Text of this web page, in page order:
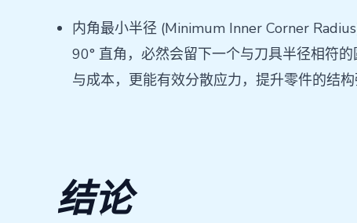
内角最小半径 (Minimum Inner Corner
90° 直角，必然会留下一个与刀具半径相符
与成本，更能有效分散应力，提升零件的结构
结论